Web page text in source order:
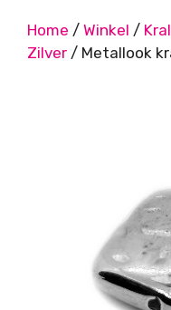
Home / Winkel /
Zilver / Metallook